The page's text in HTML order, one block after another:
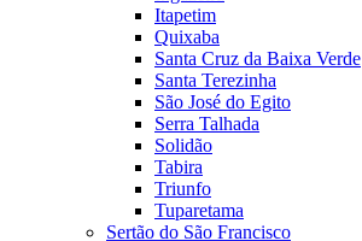
Itapetim
Quixaba
Santa Cruz da Baixa Verde
Santa Terezinha
São José do Egito
Serra Talhada
Solidão
Tabira
Triunfo
Tuparetama
Sertão do São Francisco